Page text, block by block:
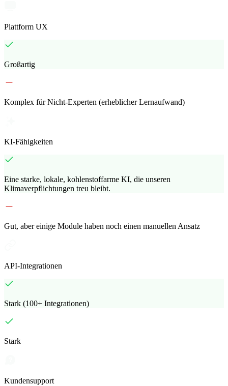
Plattform UX
Großartig
Komplex für Nicht-Experten (erheblicher Lernaufwand)
KI-Fähigkeiten
Eine starke, lokale, kohlenstoffarme KI, die unseren
Klimaverpflichtungen treu bleibt.
Gut, aber einige Module haben noch einen manuellen Ansatz
API-Integrationen
Stark (100+ Integrationen)
Stark
Kundensupport